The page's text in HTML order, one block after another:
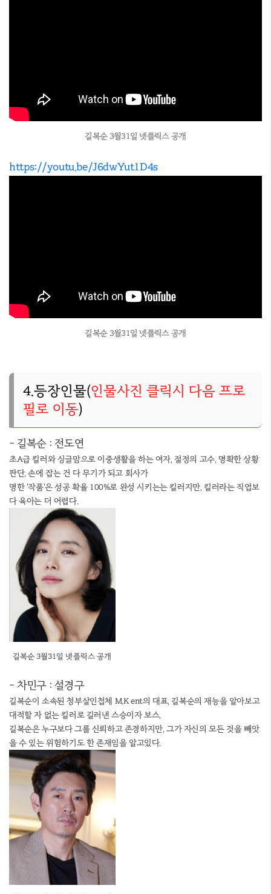
길복순 3월31일 넷플릭스 공개
https://youtu.be/J6dwYut1D4s
길복순 3월31일 넷플릭스 공개
4.등장인물(인물사진 클릭시 다음 프로
필로 이동)
- 길복순 : 전도연
초A급 킬러와 싱글맘으로 이중생활을 하는 여자, 절정의 고수, 명확한 상황
판단, 손에 잡는 건 다 무기가 되고 회사가
명한 '작품'은 성공 확율 100%로 완성 시키는는 킬러지만, 킬러라는 직업보
다 육아는 더 어렵다.
길복순 3월31일 넷플릭스 공개
- 차민구 : 설경구
길복순이 소속된 청부살인첩체 M.K ent의 대표, 길복순의 재능을 알아보고
대적할 자 없는 킬러로 길러낸 스승이자 보스,
길복순은 누구보다 그를 신뢰하고 존경하지만, 그가 자신의 모든 것을 빼앗
을 수 있는 위험하기도 한 존재임을 알고있다.